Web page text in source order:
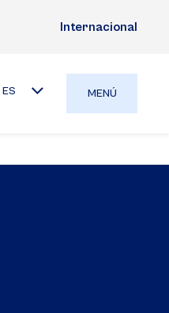
Internacional
ES MENÚ